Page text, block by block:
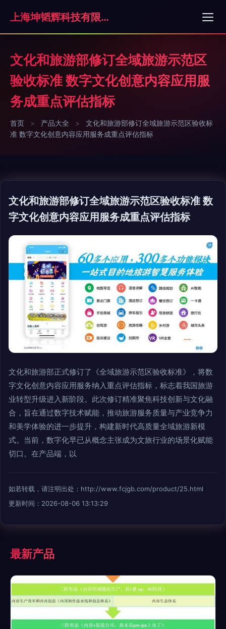
上海坤韬辉科技有限公司
文化和旅游部修订全域旅游示范区
验收标准 数字文化创意内容应用服
务成重点评估指标
首页 > 产品大全 >
文化和旅游部修订全域旅游示范区验收标
准 数字文化创意内容应用服务成重点评估指标
文化和旅游部修订全域旅游示范区验收标准 数
字文化创意内容应用服务成重点评估指标
文化和旅游部正式修订了《全域旅游示范区验收标准》，将数
字文化创意内容应用服务纳入重点评估指标，标志着我国旅游
业转型升级进入新阶段。此次修订精准聚焦科技创新与文化融
合，旨在通过数字技术赋能，推动旅游服务质量与产业竞争力
和美学体验的进一步提升，构建新时代高质量全域旅游新模
式。当前，数字化早已从概念主张成为文旅行业的场景化赋能
切口。在产品端，以
如若转载，请注明出处：http://www.fcjgb.com/product/25.html
更新时间：2026-08-06 13:13:29
最新产品